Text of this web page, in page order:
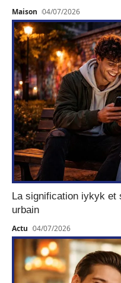
Maison 04/07/2026
La signification iykyk et
urbain
Actu 04/07/2026